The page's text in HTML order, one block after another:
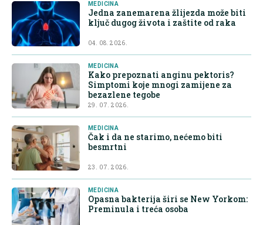
MEDICINA
Jedna zanemarena žlijezda može biti
ključ dugog života i zaštite od raka
04. 08. 2026.
MEDICINA
Kako prepoznati anginu pektoris?
Simptomi koje mnogi zamijene za
bezazlene tegobe
29. 07. 2026.
MEDICINA
Čak i da ne starimo, nećemo biti
besmrtni
23. 07. 2026.
MEDICINA
Opasna bakterija širi se New Yorkom:
Preminula i treća osoba